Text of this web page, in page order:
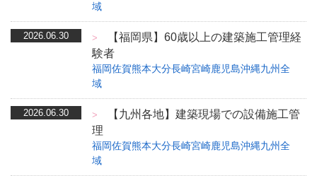
域
2026.06.30 >
【福岡県】60歳以上の建築施工管理経
験者
福岡佐賀熊本大分長崎宮崎鹿児島沖縄九州全
域
2026.06.30 >
【九州各地】建築現場での設備施工管
理
福岡佐賀熊本大分長崎宮崎鹿児島沖縄九州全
域